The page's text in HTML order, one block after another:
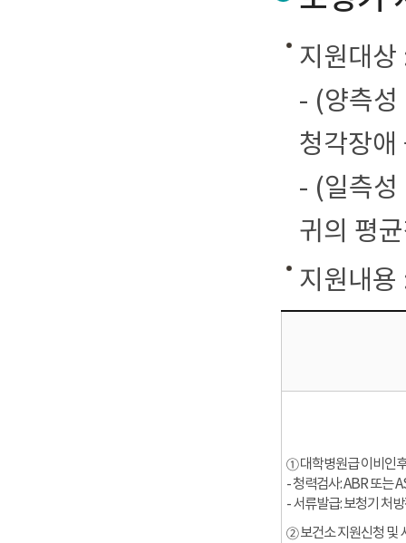
지원대
- (양측성
청각장애
- (일측성
귀의 평
지원내
① 대학병원급 이비인
- 청력검사: ABR 또는
- 서류발급: 보청기 처
② 보건소 지원신청 및